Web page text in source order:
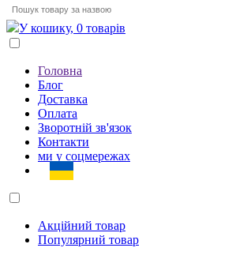
У кошику, 0 товарів
Головна
Блог
Доставка
Оплата
Зворотній зв'язок
Контакти
ми у соцмережах
Акційний товар
Популярний товар